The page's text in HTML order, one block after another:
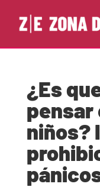
¿Es
pensar
niños?